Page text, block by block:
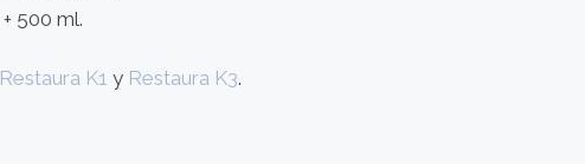
500 ml.
Restaura K1 y Restaura K3.